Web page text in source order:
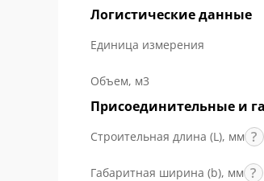
Логистические данные
Единица измерения
Объем, м3
Присоединительные и
Строительная длина (L), мм
Габаритная ширина (b), мм